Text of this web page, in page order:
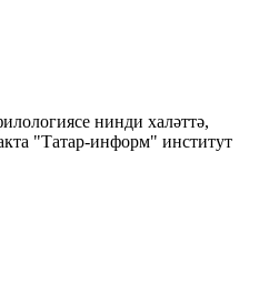
нинди халәттә,
"Татар-информ" институт